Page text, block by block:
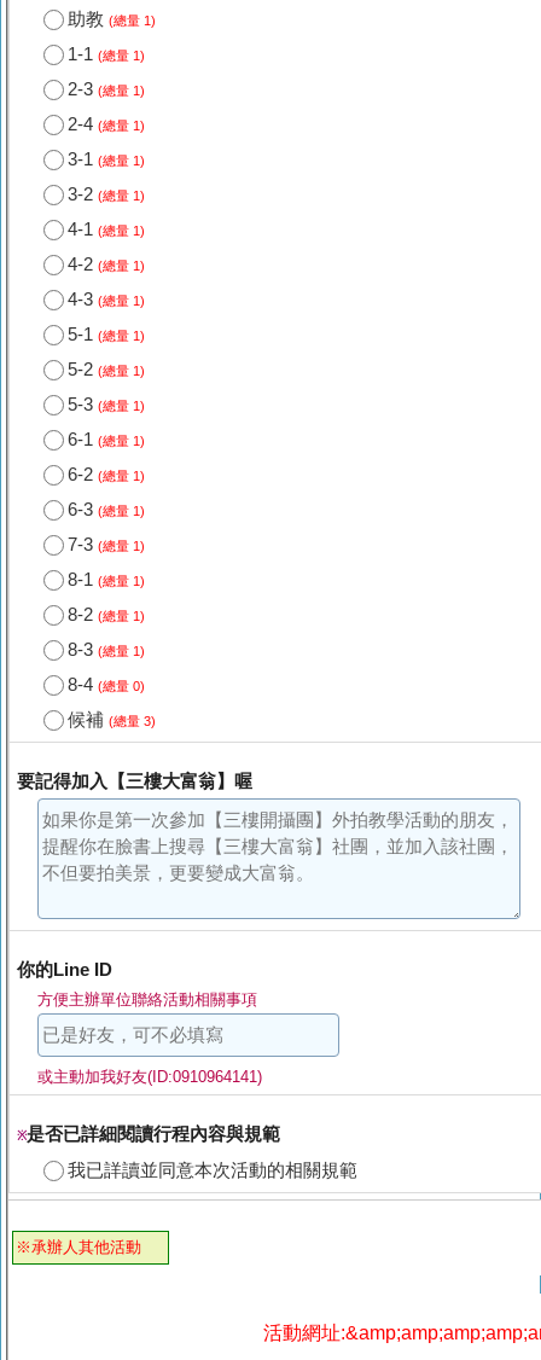
助教 (總量 1)
1-1 (總量 1)
2-3 (總量 1)
2-4 (總量 1)
3-1 (總量 1)
3-2 (總量 1)
4-1 (總量 1)
4-2 (總量 1)
4-3 (總量 1)
5-1 (總量 1)
5-2 (總量 1)
5-3 (總量 1)
6-1 (總量 1)
6-2 (總量 1)
6-3 (總量 1)
7-3 (總量 1)
8-1 (總量 1)
8-2 (總量 1)
8-3 (總量 1)
8-4 (總量 0)
候補 (總量 3)
要記得加入【三樓大富翁】喔
你的Line ID
方便主辦單位聯絡活動相關事項
或主動加我好友(ID:0910964141)
※是否已詳細閱讀行程內容與規範
我已詳讀並同意本次活動的相關規範
※承辦人其他活動
活動網址